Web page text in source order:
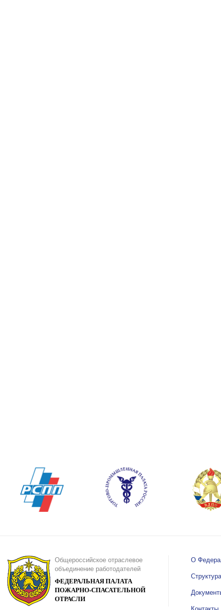
Общероссийское отраслевое
объединение работодателей
ФЕДЕРАЛЬНАЯ ПАЛАТА
ПОЖАРНО-СПАСАТЕЛЬНОЙ
ОТРАСЛИ
О
Структура